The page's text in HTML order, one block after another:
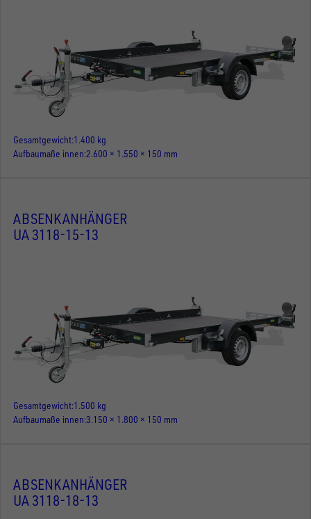
Gesamtgewicht 1.400 kg
Aufbaumaße innen 2.600 × 1.550 × 150 mm
ABSENKANHÄNGER
UA 3118-15-13
Gesamtgewicht 1.500 kg
Aufbaumaße innen 3.150 × 1.800 × 150 mm
ABSENKANHÄNGER
UA 3118-18-13